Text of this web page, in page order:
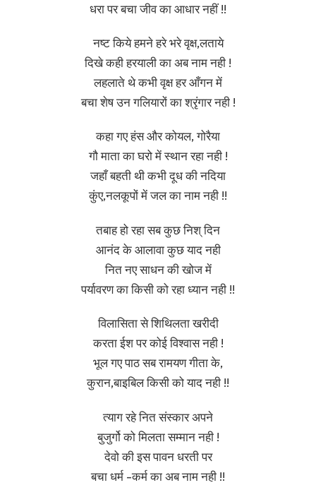
धरा पर बचा जीव का आधार नहीं !!
नष्ट किये हमने हरे भरे वृक्ष,लताये
दिखे कही हरयाली का अब नाम नही !
लहलाते थे कभी वृक्ष हर आँगन में
बचा शेष उन गलियारों का श्रृंगार नही !
कहा गए हंस और कोयल, गोरैया
गौ माता का घरो में स्थान रहा नही !
जहाँ बहती थी कभी दूध की नदिया
कुंए,नलकूपों में जल का नाम नही !!
तबाह हो रहा सब कुछ निश् दिन
आनंद के आलावा कुछ याद नही
नित नए साधन की खोज में
पर्यावरण का किसी को रहा ध्यान नही !!
विलासिता से शिथिलता खरीदी
करता ईश पर कोई विश्वास नही !
भूल गए पाठ सब रामयण गीता के,
कुरान,बाइबिल किसी को याद नही !!
त्याग रहे नित संस्कार अपने
बुजुर्गो को मिलता सम्मान नही !
देवो की इस पावन धरती पर
बचा धर्म -कर्म का अब नाम नही !!